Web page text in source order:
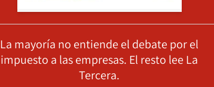
La mayoría no entiende el debate por el
impuesto a las empresas. El resto lee La
Tercera.